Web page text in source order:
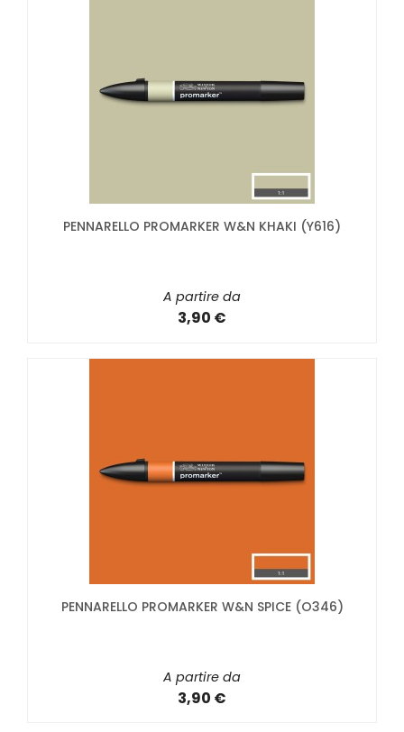
PENNARELLO PROMARKER W&N KHAKI (Y616)
A partire da
3,90 €
PENNARELLO PROMARKER W&N SPICE (O346)
A partire da
3,90 €